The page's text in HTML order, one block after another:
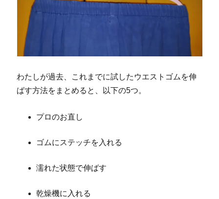
わたしが過去、これまでに試したウエストゴムを伸
ばす方法をまとめると、以下の5つ。
プロのお直し
ゴムにステッチを入れる
濡れた状態で伸ばす
乾燥機に入れる